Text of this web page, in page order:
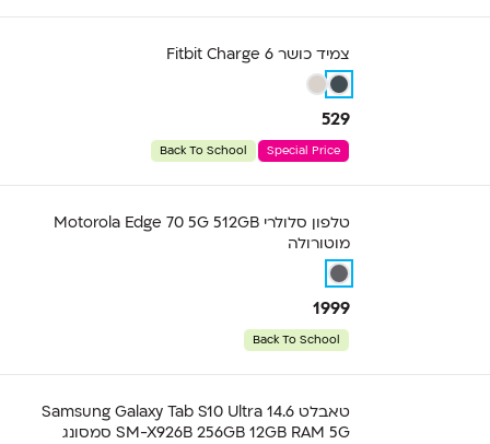
צמיד כושר Fitbit Charge 6
529
Special Price
Back To School
טלפון סלולרי Motorola Edge 70 5G 512GB
מוטורולה
1999
Back To School
טאבלט Samsung Galaxy Tab S10 Ultra 14.6
SM-X926B 256GB 12GB RAM 5G סמסונג